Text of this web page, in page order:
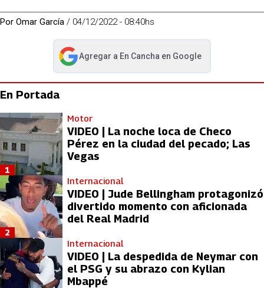
Por Omar García / 04/12/2022 - 08:40hs
Agregar a En Cancha en Google
abre en nueva pestaña
En Portada
Motor
VIDEO | La noche loca de Checo
Pérez en la ciudad del pecado; Las
Vegas
1
Internacional
VIDEO | Jude Bellingham protagonizó
divertido momento con aficionada
del Real Madrid
2
Internacional
VIDEO | La despedida de Neymar con
el PSG y su abrazo con Kylian
Mbappé